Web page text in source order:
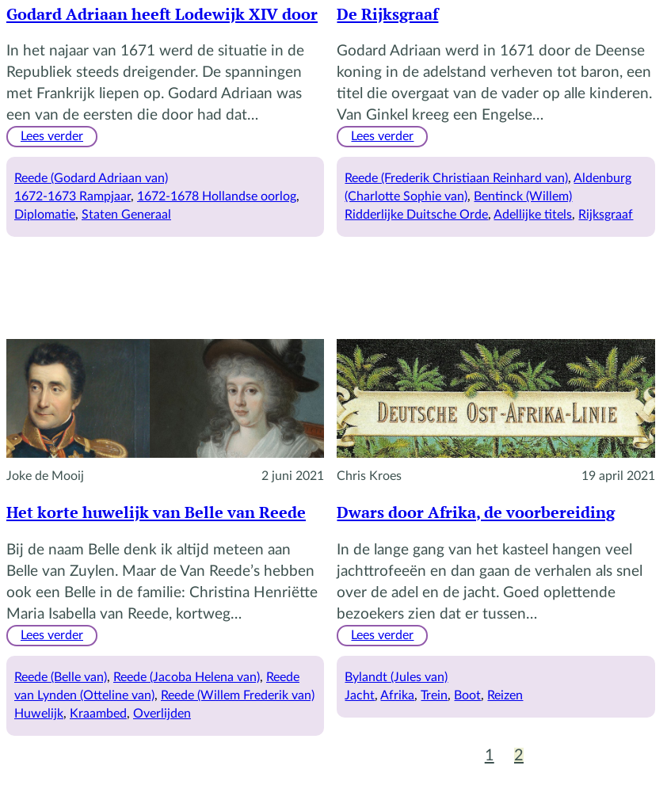
Godard Adriaan heeft Lodewijk XIV door
In het najaar van 1671 werd de situatie in de
Republiek steeds dreigender. De spanningen
met Frankrijk liepen op. Godard Adriaan was
een van de eersten die door had dat…
Lees verder:
Godard
Adriaan
heeft
Lodewijk
Reede (Godard Adriaan van)
1672-1673 Rampjaar, 1672-1678 Hollandse oorlog
Diplomatie, Staten Generaal
De Rijksgraaf
Godard Adriaan werd in 1671 door de Deense
koning in de adelstand verheven tot baron, een
titel die overgaat van de vader op alle kinderen.
Van Ginkel kreeg een Engelse…
Lees verder:
De
Rijksgraaf
Reede (Frederik Christiaan Reinhard van), Aldenburg
(Charlotte Sophie van), Bentinck (Willem)
Ridderlijke Duitsche Orde, Adellijke titels, Rijksgraaf
Joke de Mooij 2 juni 2021
Het korte huwelijk van Belle van Reede
Bij de naam Belle denk ik altijd meteen aan
Belle van Zuylen. Maar de Van Reede’s hebben
ook een Belle in de familie: Christina Henriëtte
Maria Isabella van Reede, kortweg…
Lees verder:
korte
huwelijk
Reede (Belle van), Reede (Jacoba Helena van), Reede
van Lynden (Otteline van), Reede (Willem Frederik van)
Huwelijk, Kraambed, Overlijden
Chris Kroes 19 april 2021
Dwars door Afrika, de voorbereiding
In de lange gang van het kasteel hangen veel
jachttrofeeën en dan gaan de verhalen als snel
over de adel en de jacht. Goed oplettende
bezoekers zien dat er tussen…
Lees verder:
Afrika,
Bylandt (Jules van)
Jacht, Afrika, Trein, Boot, Reizen
1 2